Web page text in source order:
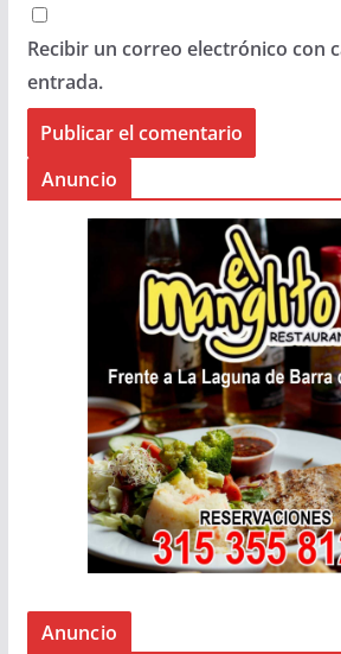
Recibir un correo electrónico con
entrada.
Anuncio
Anuncio